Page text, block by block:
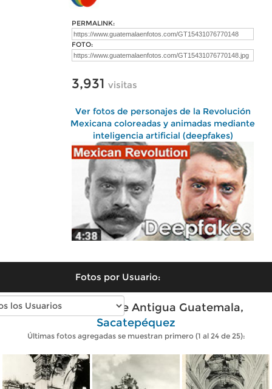
PERMALINK:
FOTO:
3,931 visitas
Ver fotos de personajes de la Revolución
Mexicana coloreadas y animadas mediante
inteligencia artificial (deepfakes)
Fotos por Usuario:
Fotos antiguas de Antigua Guatemala,
Sacatepéquez
Últimas fotos agregadas se muestran primero (1 al 24 de 25):